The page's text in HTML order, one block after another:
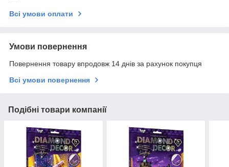
Всі умови оплати
Умови повернення
Повернення товару впродовж 14 днів за рахунок покупця
Всі умови повернення
Подібні товари компанії